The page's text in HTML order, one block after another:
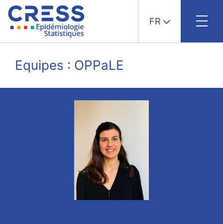
content
FR
Equipes : OPPaLE